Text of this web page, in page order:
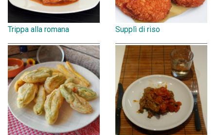
Trippa alla romana Supplì di riso